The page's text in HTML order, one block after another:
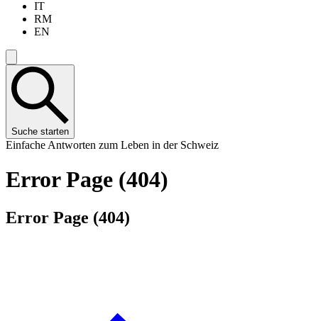
IT
RM
EN
Suche starten
Einfache Antworten zum Leben in der Schweiz
Error Page (404)
Error Page (404)